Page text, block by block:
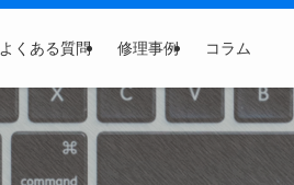
よくある質問 修理事例 コラム